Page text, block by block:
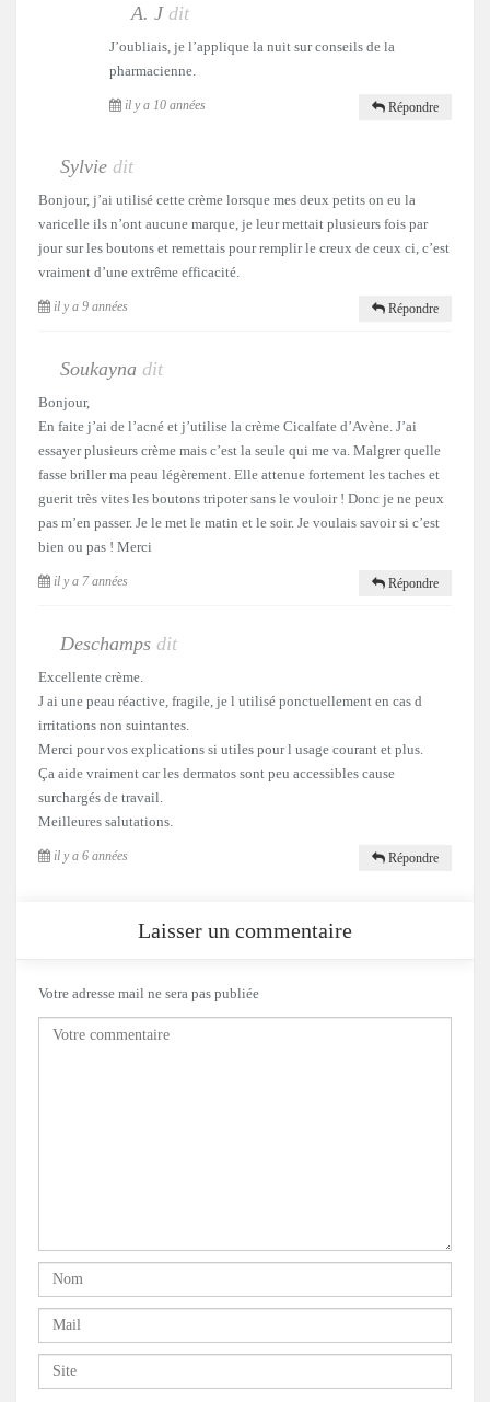
A. J dit
J’oubliais, je l’applique la nuit sur conseils de la
pharmacienne.
il y a 10 années Répondre
Sylvie dit
Bonjour, j’ai utilisé cette crème lorsque mes deux petits on eu la
varicelle ils n’ont aucune marque, je leur mettait plusieurs fois par
jour sur les boutons et remettais pour remplir le creux de ceux ci, c’est
vraiment d’une extrême efficacité.
il y a 9 années Répondre
Soukayna dit
Bonjour,
En faite j’ai de l’acné et j’utilise la crème Cicalfate d’Avène. J’ai
essayer plusieurs crème mais c’est la seule qui me va. Malgrer quelle
fasse briller ma peau légèrement. Elle attenue fortement les taches et
guerit très vites les boutons tripoter sans le vouloir ! Donc je ne peux
pas m’en passer. Je le met le matin et le soir. Je voulais savoir si c’est
bien ou pas ! Merci
il y a 7 années Répondre
Deschamps dit
Excellente crème.
J ai une peau réactive, fragile, je l utilisé ponctuellement en cas d
irritations non suintantes.
Merci pour vos explications si utiles pour l usage courant et plus.
Ça aide vraiment car les dermatos sont peu accessibles cause
surchargés de travail.
Meilleures salutations.
il y a 6 années Répondre
Laisser un commentaire
Votre adresse mail ne sera pas publiée